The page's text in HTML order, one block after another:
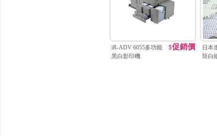
iR-ADV 6055多功能
黑白影印機
$促銷價
日本
筒白